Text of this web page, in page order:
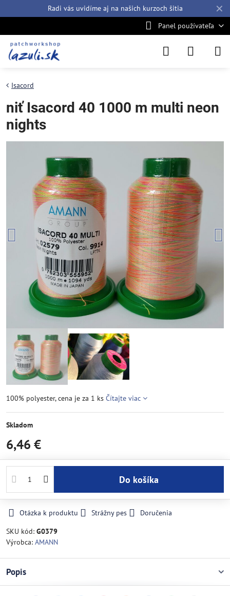
✕
Radi vás uvidíme aj na našich kurzoch šitia
Panel používateľa
Isacord
niť Isacord 40 1000 m multi neon
nights
100% polyester, cena je za 1 ks Čítajte viac
Skladom
6,46 €
Do košíka
Otázka k produktu Strážny pes
Doručenia
SKU kód: G0379
Výrobca: AMANN
Popis